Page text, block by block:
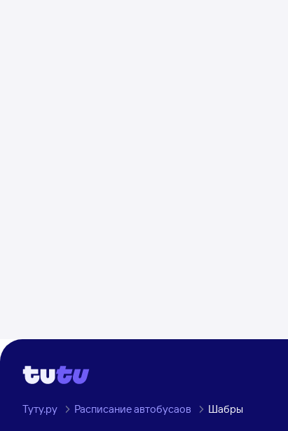
Туту.ру Расписание автобусаов Шабры